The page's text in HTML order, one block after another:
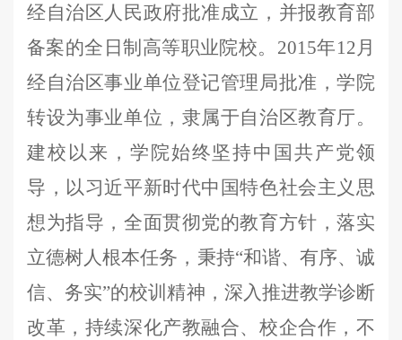
经自治区人民政府批准成立，并报教育部
备案的全日制高等职业院校。 2015年12月
经自治区事业单位登记管理局批准 ，学院
转设为事业单位，隶属于自治区教育厅。
建校以来，学院始终坚持中国共产党领
导，以习近平新时代中国特色社会主义思
想为指导，全面贯彻党的教育方针，落实
立德树人根本任务， 秉持“和谐、有序、诚
信、务实”的校训精神 ， 深入推进教学诊断
改革，持续深化产教融合、校企合作，不